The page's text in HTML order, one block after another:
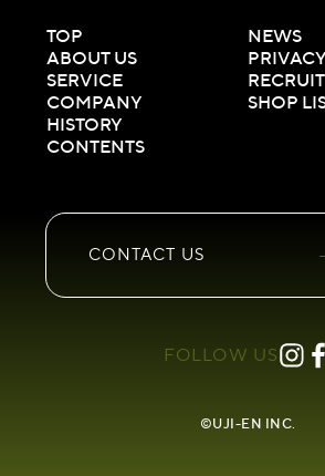
TOP
NEWS
ABOUT US
SERVICE
COMPANY
SHOP
HISTORY
CONTENTS
CONTACT US
FOLLOW US
©UJI-EN INC.